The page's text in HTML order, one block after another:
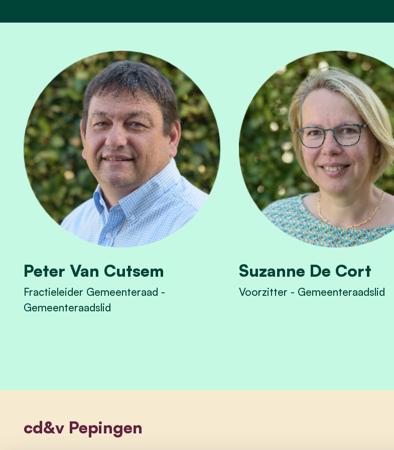
Peter Van Cutsem
Fractieleider Gemeenteraad -
Gemeenteraadslid
Suzanne De Cort
Voorzitter - Gemeenteraadslid
cd&v Pepingen